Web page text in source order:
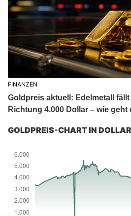
FINANZEN
Goldpreis aktuell: Edelmetall
Richtung 4.000 Dollar – wie geht
GOLDPREIS-CHART IN DOLLAR